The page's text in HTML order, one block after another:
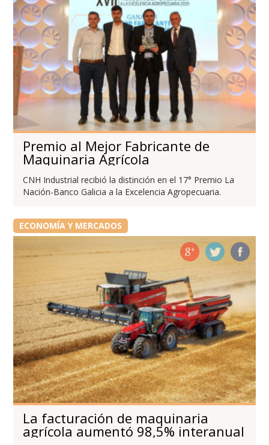
Premio al Mejor Fabricante de
Maquinaria Agrícola
CNH Industrial recibió la distinción en el 17° Premio La
Nación-Banco Galicia a la Excelencia Agropecuaria.
ECONOMÍA Y MERCADOS
La facturación de maquinaria
agrícola aumentó 98,5% interanual